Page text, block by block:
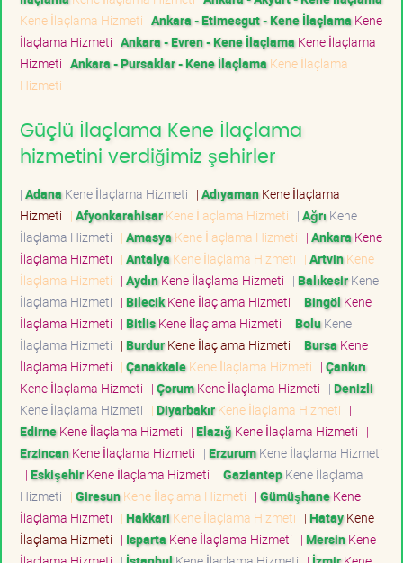
Kene İlaçlama Hizmeti Ankara - Etimesgut - Kene İlaçlama Kene
İlaçlama Hizmeti Ankara - Evren - Kene İlaçlama Kene İlaçlama
Hizmeti Ankara - Pursaklar - Kene İlaçlama Kene İlaçlama
Hizmeti
Güçlü İlaçlama Kene İlaçlama
hizmetini verdiğimiz şehirler
| Adana Kene İlaçlama Hizmeti | AdıyamanKene İlaçlama
Hizmeti | AfyonkarahisarKene İlaçlama Hizmeti | Ağrı Kene
İlaçlama Hizmeti | Amasya Kene İlaçlama Hizmeti | Ankara Kene
İlaçlama Hizmeti | Antalya Kene İlaçlama Hizmeti | ArtvinKene
İlaçlama Hizmeti | AydınKene İlaçlama Hizmeti | BalıkesirKene
İlaçlama Hizmeti | BilecikKene İlaçlama Hizmeti | Bingöl Kene
İlaçlama Hizmeti | BitlisKene İlaçlama Hizmeti | BoluKene
İlaçlama Hizmeti | BurdurKene İlaçlama Hizmeti | Bursa Kene
İlaçlama Hizmeti | ÇanakkaleKene İlaçlama Hizmeti | Çankırı
Kene İlaçlama Hizmeti | ÇorumKene İlaçlama Hizmeti | Denizli
Kene İlaçlama Hizmeti | DiyarbakırKene İlaçlama Hizmeti |
EdirneKene İlaçlama Hizmeti | Elazığ Kene İlaçlama Hizmeti |
ErzincanKene İlaçlama Hizmeti | ErzurumKene İlaçlama Hizmeti
| EskişehirKene İlaçlama Hizmeti | GaziantepKene İlaçlama
Hizmeti | GiresunKene İlaçlama Hizmeti | GümüşhaneKene
İlaçlama Hizmeti | Hakkari Kene İlaçlama Hizmeti | HatayKene
İlaçlama Hizmeti | Isparta Kene İlaçlama Hizmeti | MersinKene